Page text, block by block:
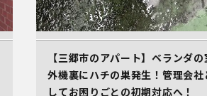
【三郷市のアパート】ベランダの
外機裏にハチの巣発生！管理会社
してお困りごとの初期対応へ！